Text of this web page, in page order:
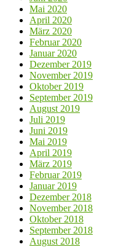
Mai 2020
April 2020
März 2020
Februar 2020
Januar 2020
Dezember 2019
November 2019
Oktober 2019
September 2019
August 2019
Juli 2019
Juni 2019
Mai 2019
April 2019
März 2019
Februar 2019
Januar 2019
Dezember 2018
November 2018
Oktober 2018
September 2018
August 2018